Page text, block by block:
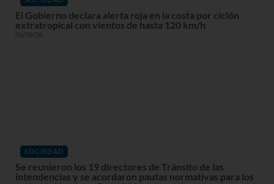
El Gobierno declara alerta roja en la costa por ciclón
extratropical con vientos de hasta 120 km/h
06/08/26
SOCIEDAD
Se reunieron los 19 directores de Tránsito de las
intendencias y se acordaron pautas normativas para los